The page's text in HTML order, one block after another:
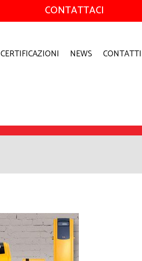
CONTATTACI
CERTIFICAZIONI NEWS CONTATTI